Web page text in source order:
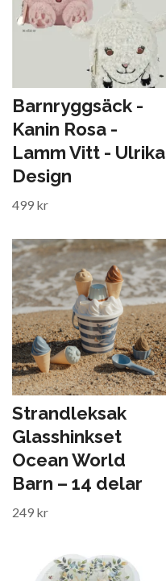
Barnryggsäck -
Kanin Rosa -
Lamm Vitt - Ulrika
Design
499 kr
Strandleksak
Glasshinkset
Ocean World
Barn – 14 delar
249 kr